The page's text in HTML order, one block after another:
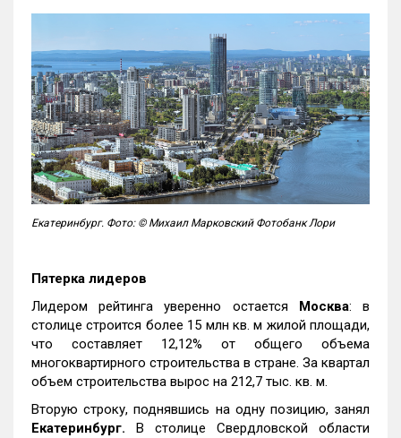
Екатеринбург. Фото: © Михаил Марковский Фотобанк Лори
Пятерка лидеров
Лидером рейтинга уверенно остается Москва: в
столице строится более 15 млн кв. м жилой площади,
что составляет 12,12% от общего объема
многоквартирного строительства в стране. За квартал
объем строительства вырос на 212,7 тыс. кв. м.
Вторую строку, поднявшись на одну позицию, занял
Екатеринбург. В столице Свердловской области